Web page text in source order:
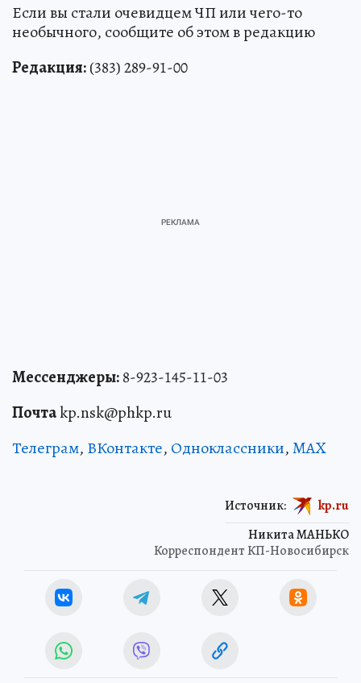
Если вы стали очевидцем ЧП или чего-то
необычного, сообщите об этом в редакцию
Редакция:(383) 289-91-00
Мессенджеры:8-923-145-11-03
Почтаkp.nsk@phkp.ru
Телеграм, ВКонтакте, Одноклассники,MAX
Никита МАНЬКО
Корреспондент КП-Новосибирск
Источник: kp.ru